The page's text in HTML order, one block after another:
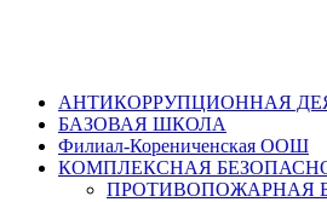
АНТИКОРРУПЦИОННАЯ
БАЗОВАЯ ШКОЛА
Филиал-Корениченская ООШ
КОМПЛЕКСНАЯ
ПРОТИВОПОЖАРНАЯ